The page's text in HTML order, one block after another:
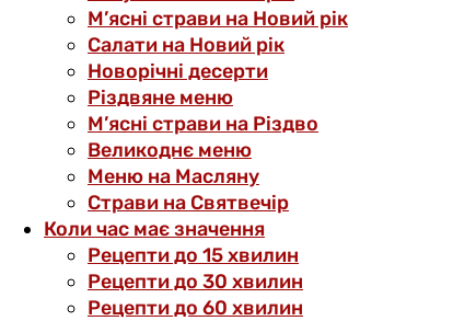
М’ясні страви на Новий рік
Салати на Новий рік
Новорічні десерти
Різдвяне меню
М’ясні страви на Різдво
Великоднє меню
Меню на Масляну
Страви на Святвечір
Коли час має значення
Рецепти до 15 хвилин
Рецепти до 30 хвилин
Рецепти до 60 хвилин